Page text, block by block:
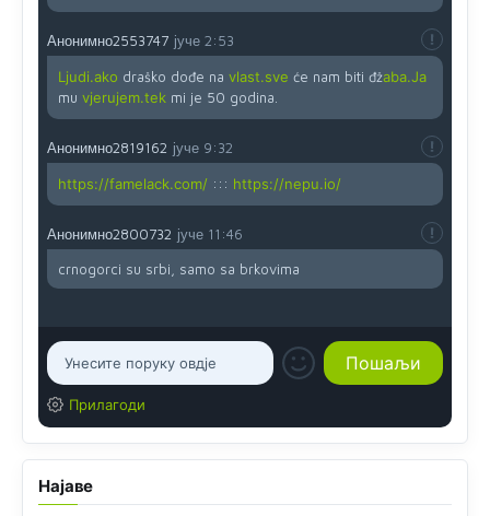
Анонимно2553747 јуче 2:53
Ljudi.ako draško dođe na vlast.sve će nam biti đžaba.Ja
mu vjerujem.tek mi je 50 godina.
Анонимно2819162 јуче 9:32
https://famelack.com/ ::: https://nepu.io/
Анонимно2800732 јуче 11:46
crnogorci su srbi, samo sa brkovima
Прилагоди
Најаве